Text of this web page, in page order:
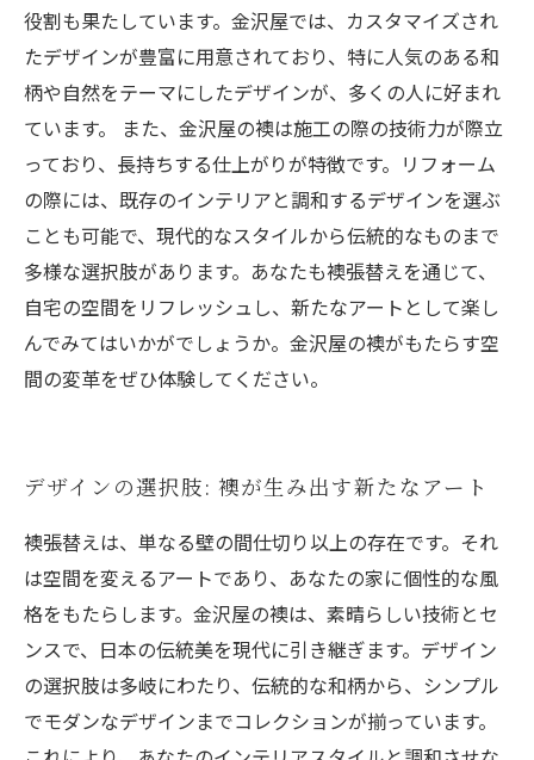
役割も果たしています。金沢屋では、カスタマイズされ
たデザインが豊富に用意されており、特に人気のある和
柄や自然をテーマにしたデザインが、多くの人に好まれ
ています。 また、金沢屋の襖は施工の際の技術力が際立
っており、長持ちする仕上がりが特徴です。リフォーム
の際には、既存のインテリアと調和するデザインを選ぶ
ことも可能で、現代的なスタイルから伝統的なものまで
多様な選択肢があります。あなたも襖張替えを通じて、
自宅の空間をリフレッシュし、新たなアートとして楽し
んでみてはいかがでしょうか。金沢屋の襖がもたらす空
間の変革をぜひ体験してください。
デザインの選択肢: 襖が生み出す新たなアート
襖張替えは、単なる壁の間仕切り以上の存在です。それ
は空間を変えるアートであり、あなたの家に個性的な風
格をもたらします。金沢屋の襖は、素晴らしい技術とセ
ンスで、日本の伝統美を現代に引き継ぎます。デザイン
の選択肢は多岐にわたり、伝統的な和柄から、シンプル
でモダンなデザインまでコレクションが揃っています。